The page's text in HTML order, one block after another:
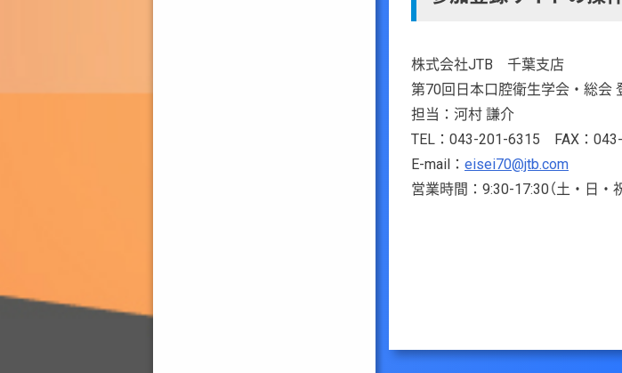
株式会社JTB 千葉支店
第70回日本口腔衛生学会・総会
担当：河村 謙介
TEL：043-201-6315 FAX：
E-mail： eisei70@jtb.com
営業時間：9:30-17:30（土・日・